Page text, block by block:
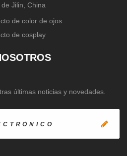
Jilin, China
de color de ojos
de cosplay
últimas noticias y novedades.